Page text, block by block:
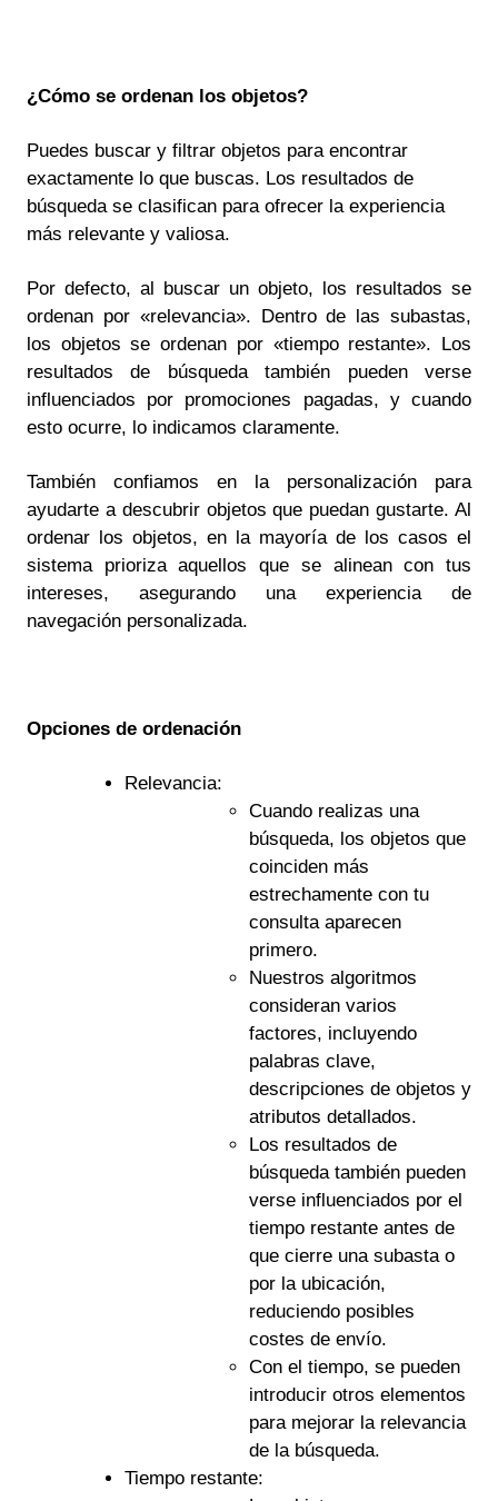
¿Cómo se ordenan los objetos?
Puedes buscar y filtrar objetos para encontrar
exactamente lo que buscas. Los resultados de
búsqueda se clasifican para ofrecer la experiencia
más relevante y valiosa.
Por defecto, al buscar un objeto, los resultados se
ordenan por «relevancia». Dentro de las subastas,
los objetos se ordenan por «tiempo restante». Los
resultados de búsqueda también pueden verse
influenciados por promociones pagadas, y cuando
esto ocurre, lo indicamos claramente.
También confiamos en la personalización para
ayudarte a descubrir objetos que puedan gustarte. Al
ordenar los objetos, en la mayoría de los casos el
sistema prioriza aquellos que se alinean con tus
intereses, asegurando una experiencia de
navegación personalizada.
Opciones de ordenación
Relevancia:
Cuando realizas una
búsqueda, los objetos que
coinciden más
estrechamente con tu
consulta aparecen
primero.
Nuestros algoritmos
consideran varios
factores, incluyendo
palabras clave,
descripciones de objetos y
atributos detallados.
Los resultados de
búsqueda también pueden
verse influenciados por el
tiempo restante antes de
que cierre una subasta o
por la ubicación,
reduciendo posibles
costes de envío.
Con el tiempo, se pueden
introducir otros elementos
para mejorar la relevancia
de la búsqueda.
Tiempo restante: